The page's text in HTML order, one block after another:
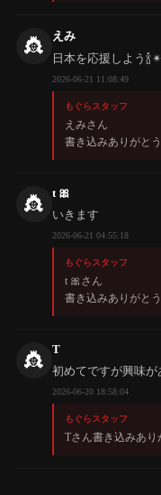
👸
えみ
日本を応援しよう🍾✴︎
2026-06-21 11:08:49
もぐらスタッフ
えみさん
書き込みありがと
👸
t 🎀
いきます
2026-06-21 04:55:18
もぐらスタッフ
t 🎀さん
書き込みありがと
👸
T
初めてですが興味
2026-06-20 18:58:04
もぐらスタッフ
Tさん書き込みあり